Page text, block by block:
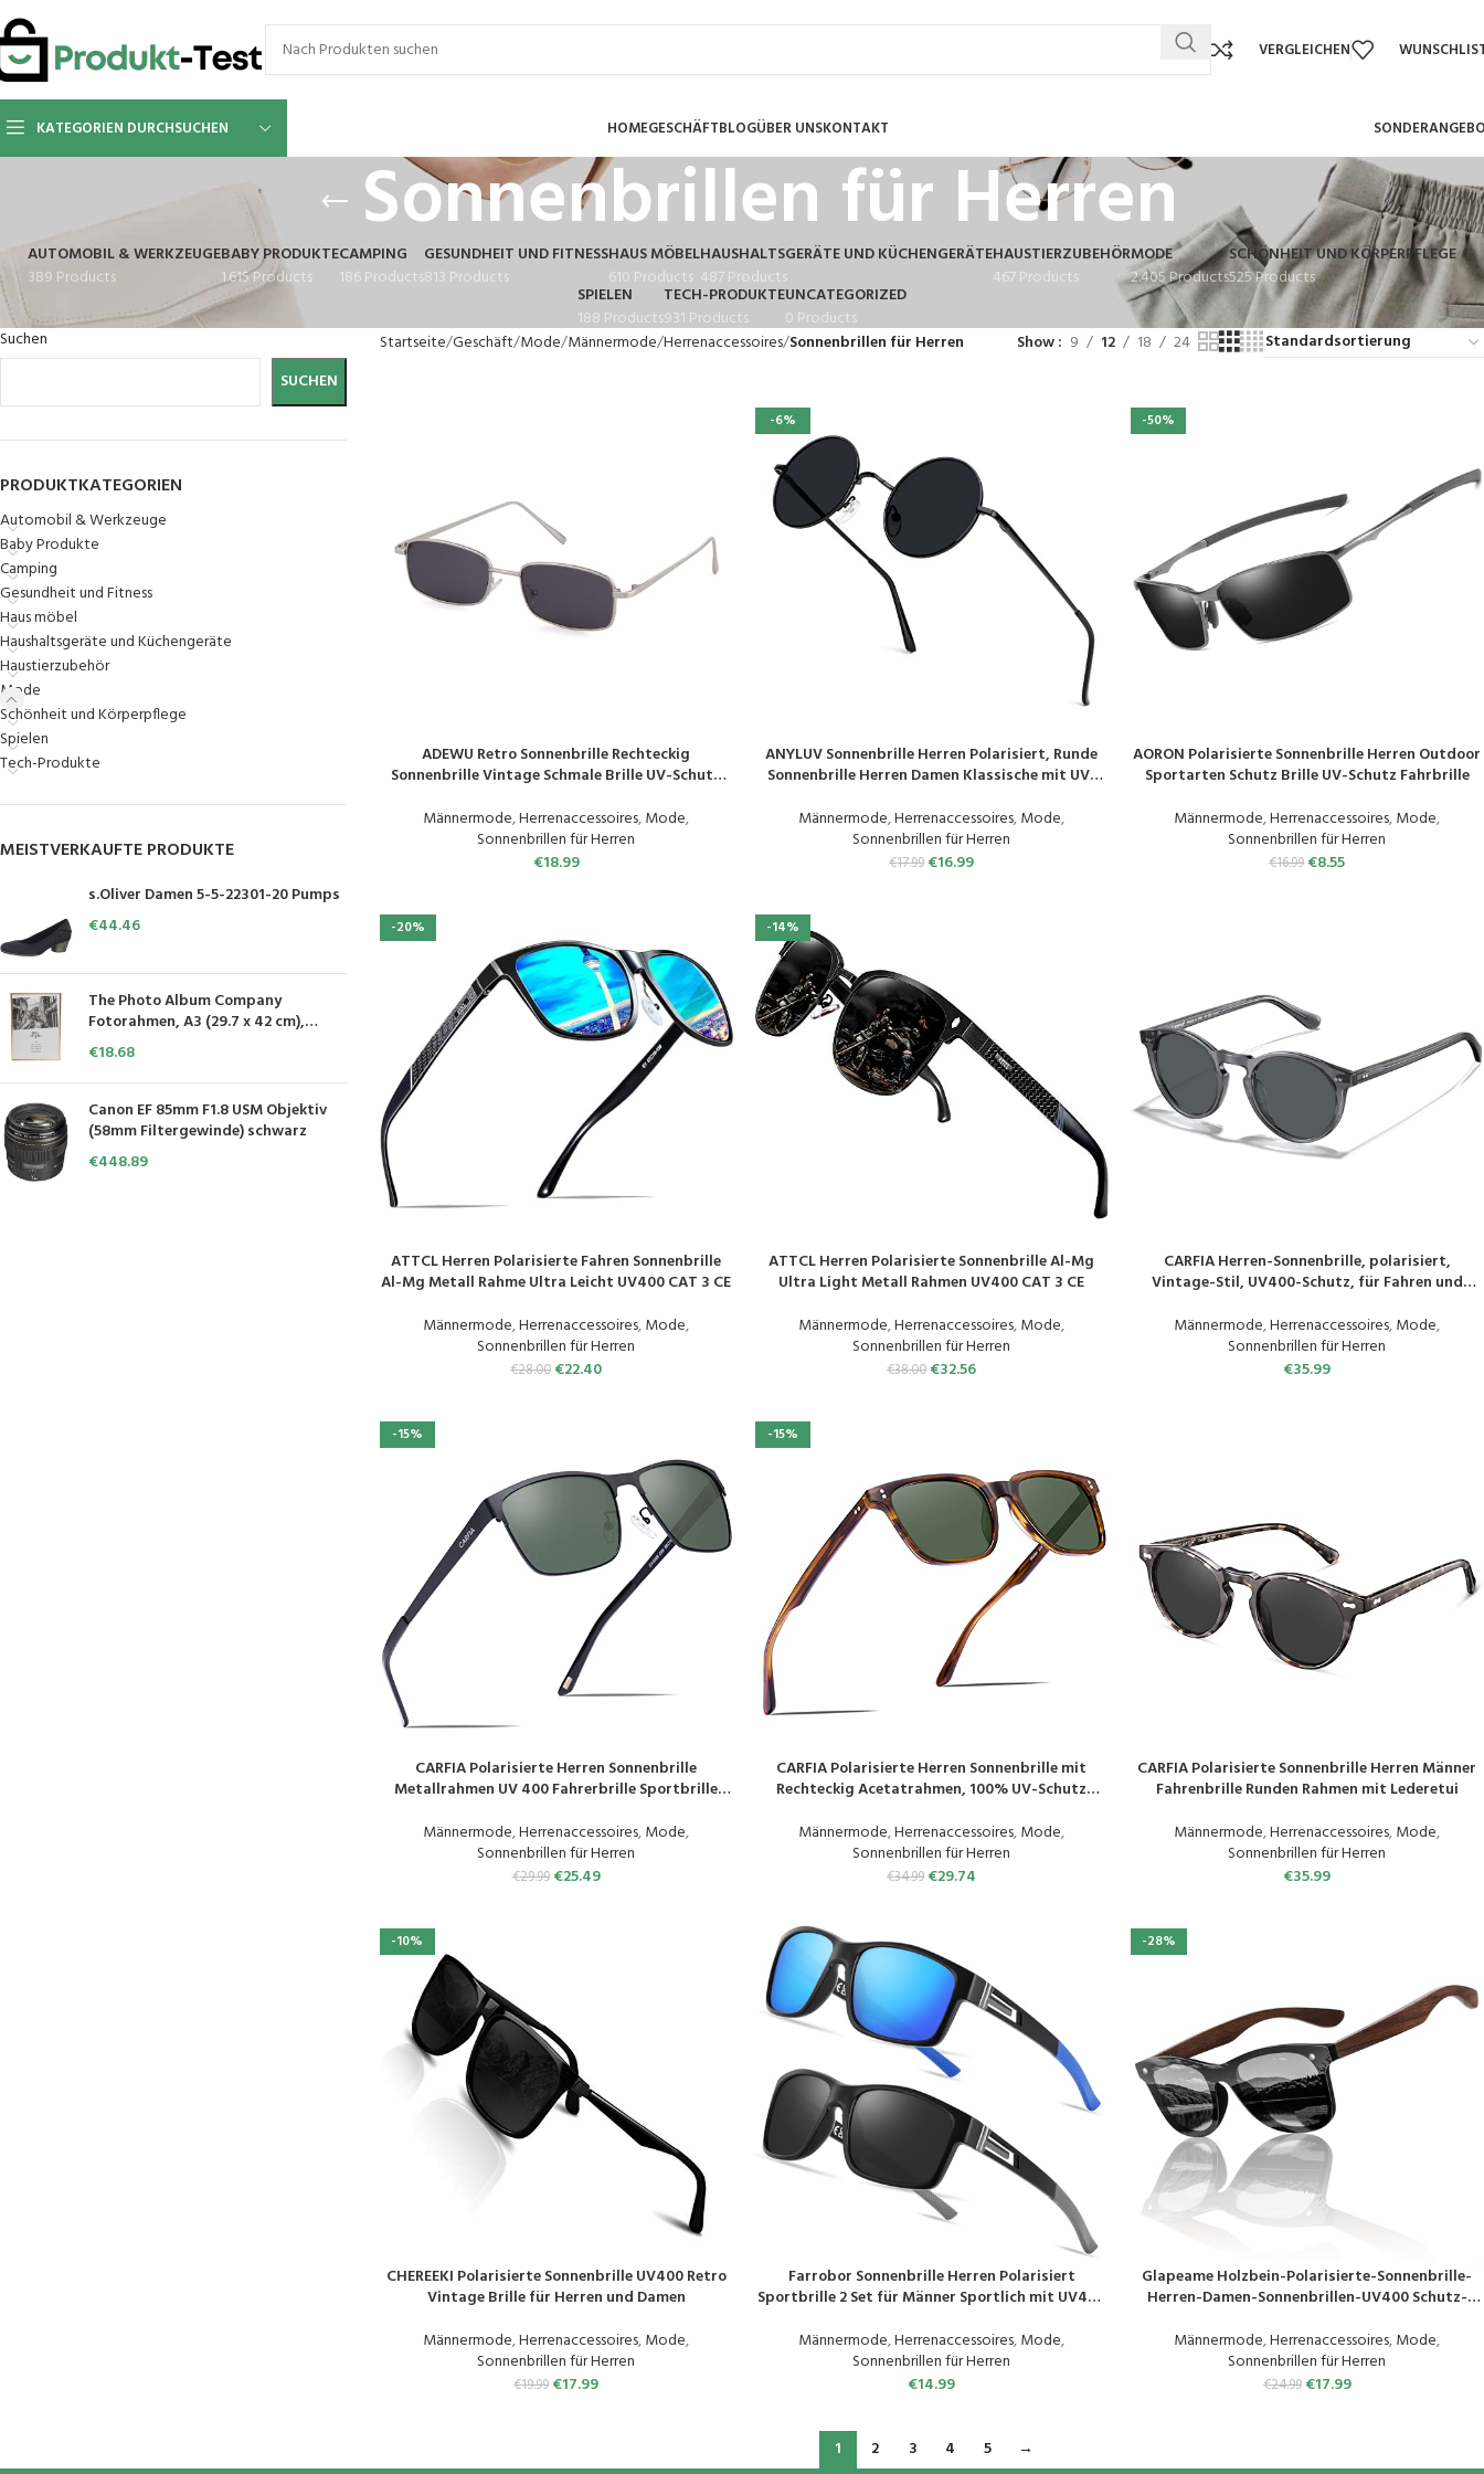
VERGLEICHEN
KATEGORIEN DURCHSUCHEN HOMEGESCHÄFTBLOGÜBER UNSKONTAKT
Sonnenbrillen für Herren
AUTOMOBIL & WERKZEUGE
389 Products
BABY PRODUKTE
1.615 Products
CAMPING
186 Products
GESUNDHEIT UND FITNESS
813 Products
HAUS MÖBEL
610 Products
HAUSHALTSGERÄTE UND KÜCHENGERÄTE
487 Products
HAUSTIERZUBEHÖR
467 Products
MODE
2.405 Products
SCHÖNHEIT UND KÖRPERPFLEGE
525 Products
SPIELEN
188 Products
TECH-PRODUKTE
931 Products
UNCATEGORIZED
0 Products
Suchen
SUCHEN
PRODUKTKATEGORIEN
Automobil & Werkzeuge
Baby Produkte
Camping
Gesundheit und Fitness
Haus möbel
Haushaltsgeräte und Küchengeräte
Haustierzubehör
Mode
Schönheit und Körperpflege
Spielen
Tech-Produkte
MEISTVERKAUFTE PRODUKTE
s.Oliver Damen 5-5-22301-20 Pumps
€44.46
The Photo Album Company
Fotorahmen, A3 (29.7 x 42 cm),
goldfarben A3MARGLD
€18.68
Canon EF 85mm F1.8 USM Objektiv
(58mm Filtergewinde) schwarz
€448.89
Startseite Geschäft Mode Männermode Herrenaccessoires Sonnenbrillen für Herren Show 9 12 18 24
PRODUKT KAUFEN
ADEWU Retro Sonnenbrille Rechteckig
Sonnenbrille Vintage Schmale Brille UV-Schutz
Männermode,Herrenaccessoires,Mode,
Sonnenbrillen für Herren
€18.99
-6%
PRODUKT KAUFEN
ANYLUV Sonnenbrille Herren Polarisiert, Runde
Sonnenbrille Herren Damen Klassische mit UV-
Männermode,Herrenaccessoires,Mode,
Sonnenbrillen für Herren
€17.99 €16.99
-50%
PRODUKT KAUFEN
AORON Polarisierte Sonnenbrille Herren Outdoor
Sportarten Schutz Brille UV-Schutz Fahrbrille
Männermode,Herrenaccessoires,Mode,
Sonnenbrillen für Herren
€16.99€8.55
-20%
PRODUKT KAUFEN
ATTCL Herren Polarisierte Fahren Sonnenbrille
Al-Mg Metall Rahme Ultra Leicht UV400 CAT 3 CE
Männermode,Herrenaccessoires,Mode,
Sonnenbrillen für Herren
€28.00 €22.40
-14%
PRODUKT KAUFEN
ATTCL Herren Polarisierte Sonnenbrille Al-Mg
Ultra Light Metall Rahmen UV400 CAT 3 CE
Männermode,Herrenaccessoires,Mode,
Sonnenbrillen für Herren
€38.00 €32.56
PRODUKT KAUFEN
CARFIA Herren-Sonnenbrille, polarisiert,
Vintage-Stil, UV400-Schutz, für Fahren und
Männermode,Herrenaccessoires,Mode,
Sonnenbrillen für Herren
€35.99
-15%
PRODUKT KAUFEN
CARFIA Polarisierte Herren Sonnenbrille
Metallrahmen UV 400 Fahrerbrille Sportbrille
Männermode,Herrenaccessoires,Mode,
Sonnenbrillen für Herren
€29.99 €25.49
-15%
PRODUKT KAUFEN
CARFIA Polarisierte Herren Sonnenbrille mit
Rechteckig Acetatrahmen, 100% UV-Schutz
Männermode,Herrenaccessoires,Mode,
Sonnenbrillen für Herren
€34.99 €29.74
PRODUKT KAUFEN
CARFIA Polarisierte Sonnenbrille Herren Männer
Fahrenbrille Runden Rahmen mit Lederetui
Männermode,Herrenaccessoires,Mode,
Sonnenbrillen für Herren
€35.99
-10%
PRODUKT KAUFEN
CHEREEKI Polarisierte Sonnenbrille UV400 Retro
Vintage Brille für Herren und Damen
Männermode,Herrenaccessoires,Mode,
Sonnenbrillen für Herren
€19.99 €17.99
PRODUKT KAUFEN
Farrobor Sonnenbrille Herren Polarisiert
Sportbrille 2 Set für Männer Sportlich mit UV400
Sunglasses Men
Männermode,Herrenaccessoires,Mode,
Sonnenbrillen für Herren
€14.99
-28%
PRODUKT KAUFEN
Glapeame Holzbein-Polarisierte-Sonnenbrille-
Herren-Damen-Sonnenbrillen-UV400 Schutz-
Sunglasses-Men-Women-Sonnen brille-für-Reise-
Angeln-Freizeit
Männermode,Herrenaccessoires,Mode,
Sonnenbrillen für Herren
€24.99 €17.99
1 2 3 4 5 →